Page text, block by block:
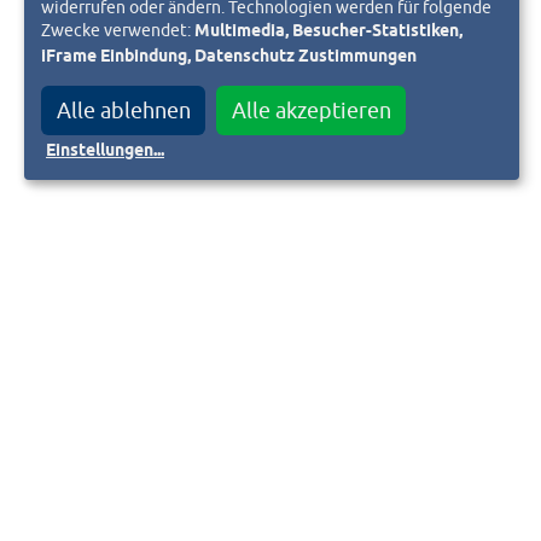
widerrufen oder ändern. Technologien werden für folgende
Zwecke verwendet:Multimedia, Besucher-Statistiken,
iFrame Einbindung, Datenschutz Zustimmungen
Alle ablehnen Alle akzeptieren
Einstellungen...